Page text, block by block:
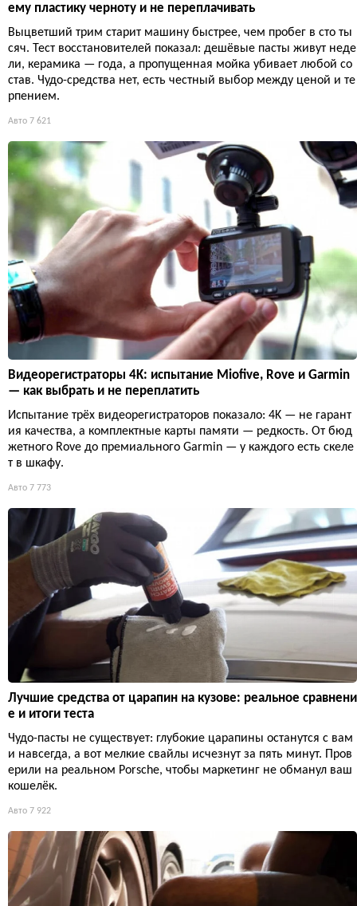
ему пластику черноту и не переплачивать
Выцветший трим старит машину быстрее, чем пробег в сто ты
сяч. Тест восстановителей показал: дешёвые пасты живут неде
ли, керамика — года, а пропущенная мойка убивает любой со
став. Чудо-средства нет, есть честный выбор между ценой и те
рпением.
Авто 7 621
Видеорегистраторы 4K: испытание Miofive, Rove и Garmin
— как выбрать и не переплатить
Испытание трёх видеорегистраторов показало: 4K — не гарант
ия качества, а комплектные карты памяти — редкость. От бюд
жетного Rove до премиального Garmin — у каждого есть скеле
т в шкафу.
Авто 7 773
Лучшие средства от царапин на кузове: реальное сравнени
е и итоги теста
Чудо-пасты не существует: глубокие царапины останутся с вам
и навсегда, а вот мелкие свайлы исчезнут за пять минут. Пров
ерили на реальном Porsche, чтобы маркетинг не обманул ваш
кошелёк.
Авто 7 922